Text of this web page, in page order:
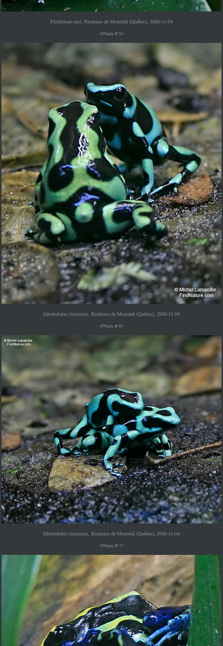
Phyllobate rayé, Biodome de Montréal (Québec), 2006-11-04
<Photo # 5>
Dendrobates tinctorius, Biodome de Montréal (Québec), 2006-11-04
<Photo # 6>
Dendrobates tinctorius, Biodome de Montréal (Québec), 2006-11-04
<Photo # 7>